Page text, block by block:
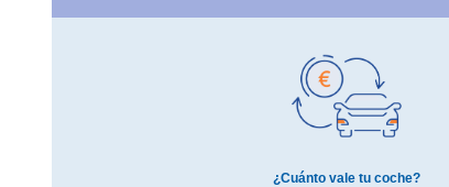
¿Cuánto vale tu coche?